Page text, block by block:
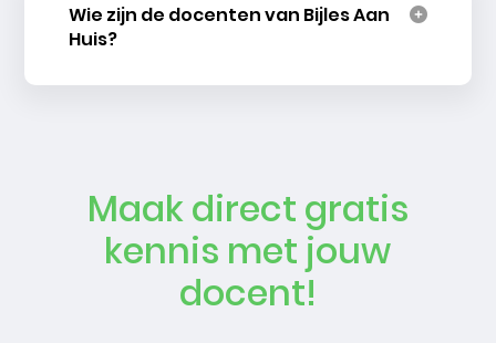
Wie zijn de docenten van Bijles Aan
Huis?
Maak direct gratis
kennis met jouw
docent!